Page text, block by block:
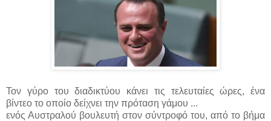
Τον γύρο του διαδικτύου κάνει τις τελευταίες ώρες, ένα
βίντεο το οποίο δείχνει την πρόταση γάμου ...
ενός Αυστραλού βουλευτή στον σύντροφό του, από το βήμα